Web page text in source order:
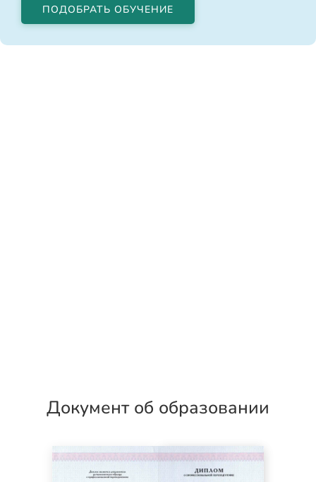
ПОДОБРАТЬ ОБУЧЕНИЕ
Документ об образовании